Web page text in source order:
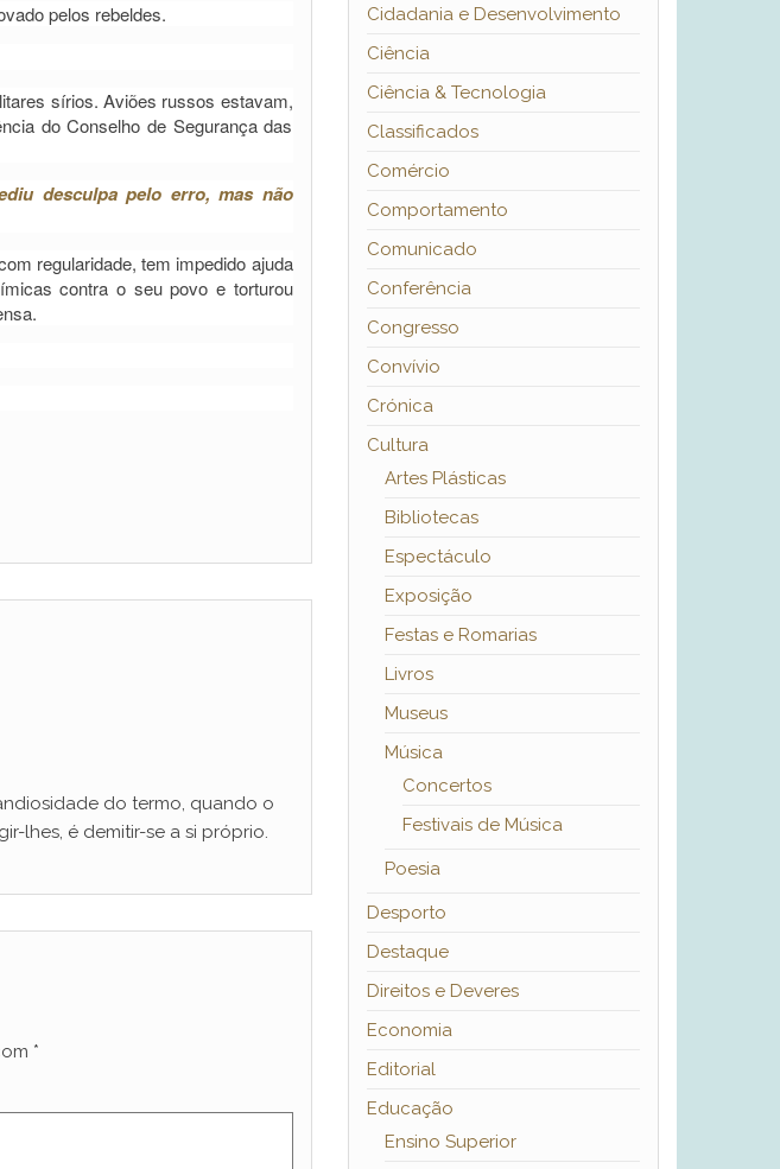
pelos rebeldes.
sírios. Aviões russos estavam,
do Conselho de Segurança das
desculpa pelo erro, mas não
regularidade, tem impedido ajuda
contra o seu povo e torturou
do termo, quando o
lhes, é demitir-se a si próprio.
*
Cidadania e Desenvolvimento
Ciência
Ciência & Tecnologia
Classificados
Comércio
Comportamento
Comunicado
Conferência
Congresso
Convívio
Crónica
Cultura
Artes Plásticas
Bibliotecas
Espectáculo
Exposição
Festas e Romarias
Livros
Museus
Música
Concertos
Festivais de Música
Poesia
Desporto
Destaque
Direitos e Deveres
Economia
Editorial
Educação
Ensino Superior